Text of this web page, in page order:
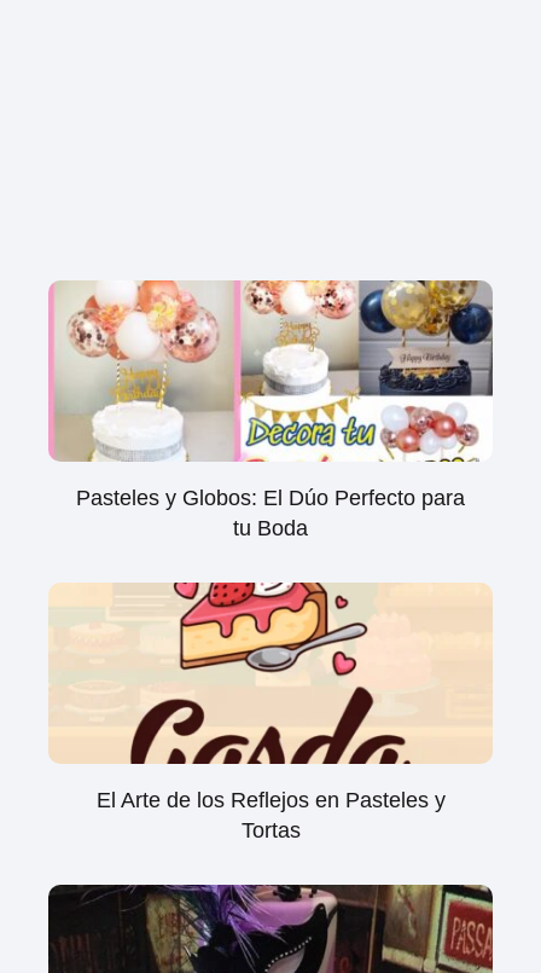
Pasteles y Globos: El Dúo Perfecto para
tu Boda
El Arte de los Reflejos en Pasteles y
Tortas